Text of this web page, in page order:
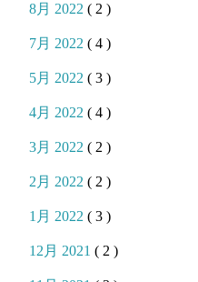
8月 2022( 2 )
7月 2022( 4 )
5月 2022( 3 )
4月 2022( 4 )
3月 2022( 2 )
2月 2022( 2 )
1月 2022( 3 )
12月 2021( 2 )